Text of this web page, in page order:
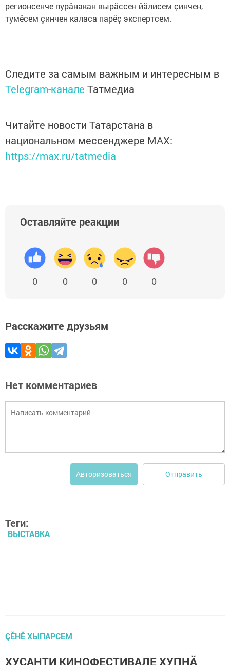
регионсенче пурăнакан вырăссен йăлисем çинчен,
тумӗсем çинчен каласа парӗç экспертсем.
Следите за самым важным и интересным в
Telegram-канале Татмедиа
Читайте новости Татарстана в
национальном мессенджере MАХ:
https://max.ru/tatmedia
Оставляйте реакции
0 0 0 0 0
Расскажите друзьям
Нет комментариев
Авторизоваться Отправить
Теги:
ВЫСТАВКА
ÇӖНӖ ХЫПАРСЕМ
ХУСАНТИ КИНОФЕСТИВАЛЕ ХУПНĂ